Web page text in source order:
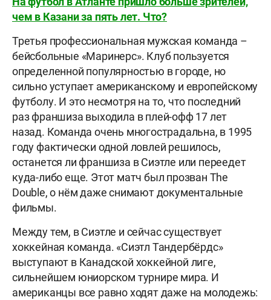
чем в Казани за пять лет. Что?
Третья профессиональная мужская команда –
бейсбольные «Маринерс». Клуб пользуется
определенной популярностью в городе, но
сильно уступает американскому и европейскому
футболу. И это несмотря на то, что последний
раз франшиза выходила в плей-офф 17 лет
назад. Команда очень многострадальна, в 1995
году фактически одной ловлей решилось,
останется ли франшиза в Сиэтле или переедет
куда-либо еще. Этот матч был прозван The
Double, о нём даже снимают документальные
фильмы.
Между тем, в Сиэтле и сейчас существует
хоккейная команда. «Сиэтл Тандербёрдс»
выступают в Канадской хоккейной лиге,
сильнейшем юниорском турнире мира. И
американцы все равно ходят даже на молодежь: